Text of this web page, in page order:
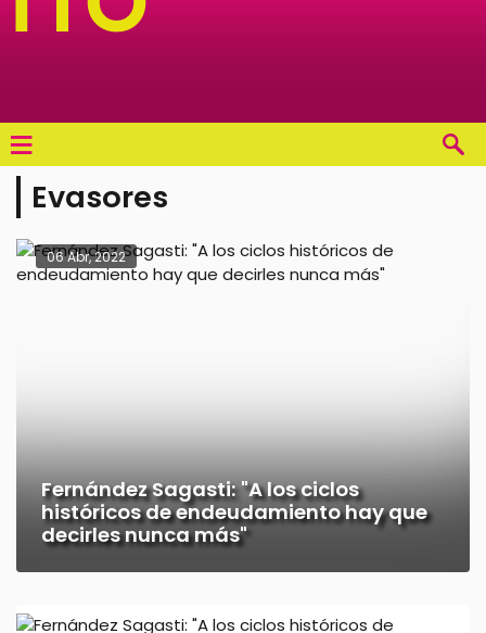
≡
Evasores
06 Abr, 2022
Fernández Sagasti: "A los ciclos
históricos de endeudamiento hay que
decirles nunca más"